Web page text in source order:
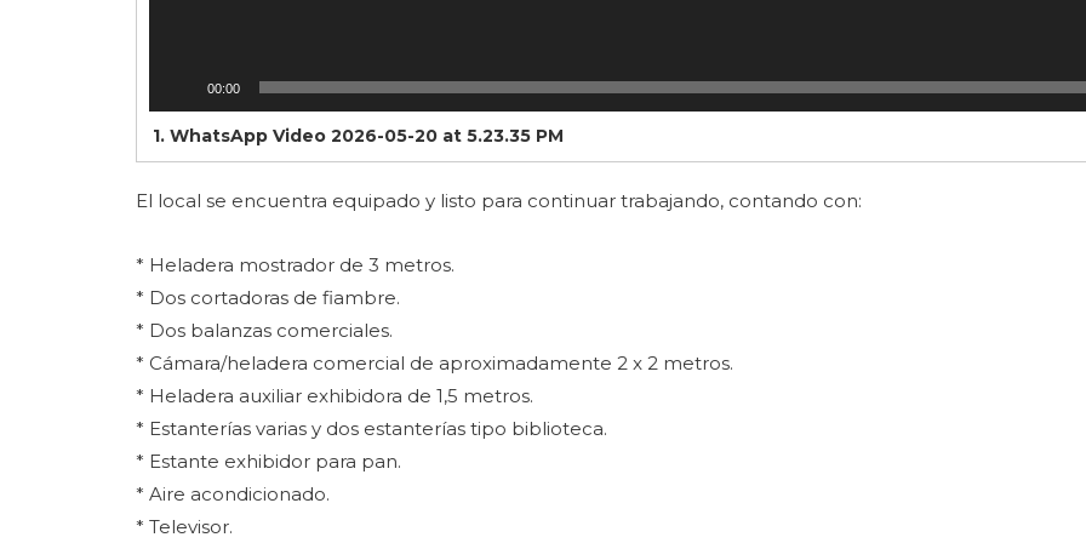
00:00
1. WhatsApp Video 2026-05-20 at 5.23.35 PM
El local se encuentra equipado y listo para continuar trabajando, contando con:
* Heladera mostrador de 3 metros.
* Dos cortadoras de fiambre.
* Dos balanzas comerciales.
* Cámara/heladera comercial de aproximadamente 2 x 2 metros.
* Heladera auxiliar exhibidora de 1,5 metros.
* Estanterías varias y dos estanterías tipo biblioteca.
* Estante exhibidor para pan.
* Aire acondicionado.
* Televisor.